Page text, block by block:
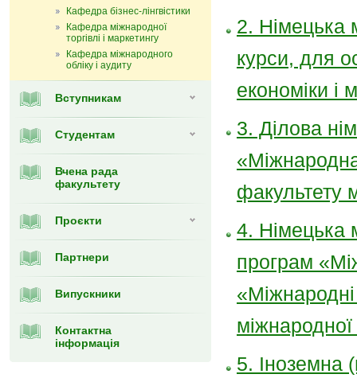
Кафедра бізнес-лінгвістики
Кафедра міжнародної
торгівлі і маркетингу
Кафедра мiжнародного
обліку і аудиту
Вступникам
Студентам
Вчена рада
факультету
Проєкти
Партнери
Випускники
Контактна
інформація
2. Німецька
курси, для
економіки і
3. Ділова
факультету
4. Німецька
програм
5. Іноземна